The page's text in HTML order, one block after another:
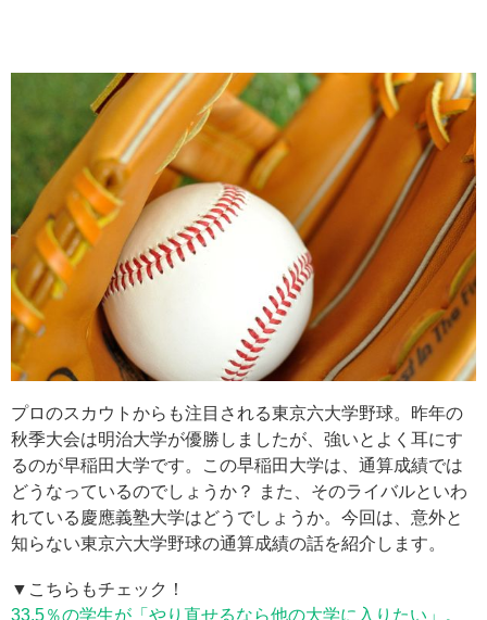
プロのスカウトからも注目される東京六大学野球。昨年の
秋季大会は明治大学が優勝しましたが、強いとよく耳にす
るのが早稲田大学です。この早稲田大学は、通算成績では
どうなっているのでしょうか？ また、そのライバルといわ
れている慶應義塾大学はどうでしょうか。今回は、意外と
知らない東京六大学野球の通算成績の話を紹介します。
▼こちらもチェック！
33.5％の学生が「やり直せるなら他の大学に入りたい」。